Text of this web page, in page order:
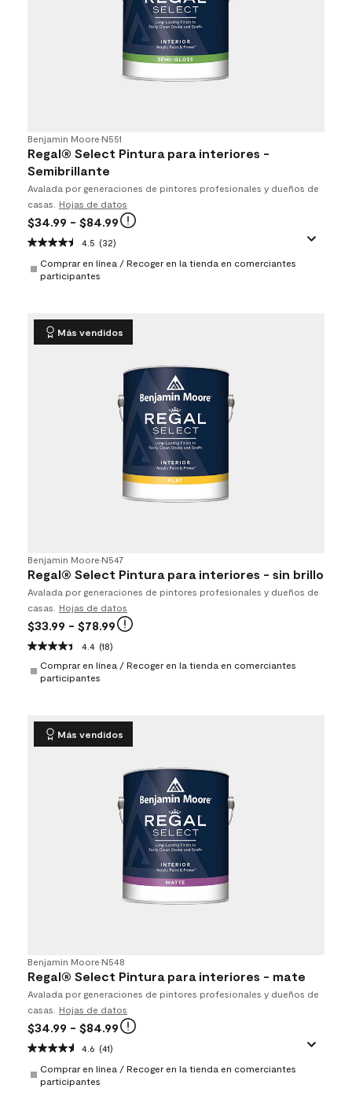
Benjamin Moore•N551
Regal® Select Pintura para interiores -
Semibrillante
Avalada por generaciones de pintores profesionales y dueños de
casas.
Hojas de datos
$34.99 - $84.99
4.5 (32)
Comprar en línea / Recoger en la tienda en comerciantes
participantes
Más vendidos
Benjamin Moore•N547
Regal® Select Pintura para interiores - sin brillo
Avalada por generaciones de pintores profesionales y dueños de
casas.
Hojas de datos
$33.99 - $78.99
4.4 (18)
Comprar en línea / Recoger en la tienda en comerciantes
participantes
Más vendidos
Benjamin Moore•N548
Regal® Select Pintura para interiores - mate
Avalada por generaciones de pintores profesionales y dueños de
casas.
Hojas de datos
$34.99 - $84.99
4.6 (41)
Comprar en línea / Recoger en la tienda en comerciantes
participantes